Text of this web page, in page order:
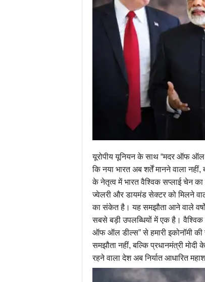
यूरोपीय यूनियन के साथ “मदर ऑफ ऑल
कि नया भारत अब शर्तें मानने वाला
के नेतृत्व में भारत वैश्विक सप्लाई चेन
ज्वेलरी और डायमंड सेक्टर को मिलने
का संकेत है। यह समझौता आने वाले वर्षों
सबसे बड़ी उपलब्धियों में एक है। वैश्विक
ऑफ ऑल डील्स” से हमारी इकोनॉमी की
समझौता नहीं, बल्कि प्रधानमंत्री
रहने वाला देश अब निर्यात आधारित